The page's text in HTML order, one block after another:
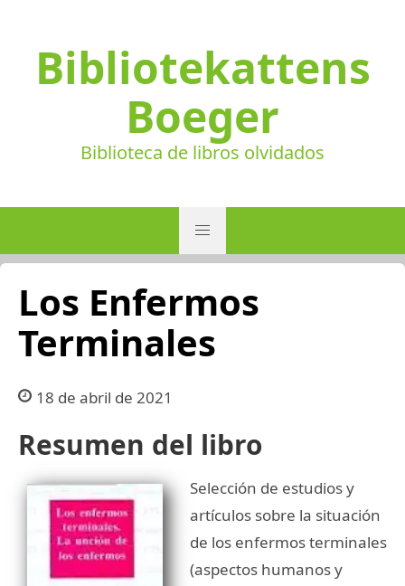
Bibliotekattens
Boeger
Biblioteca de libros olvidados
Los Enfermos
Terminales
18 de abril de 2021
Resumen del libro
Selección de estudios y
artículos sobre la situación
de los enfermos terminales
(aspectos humanos y